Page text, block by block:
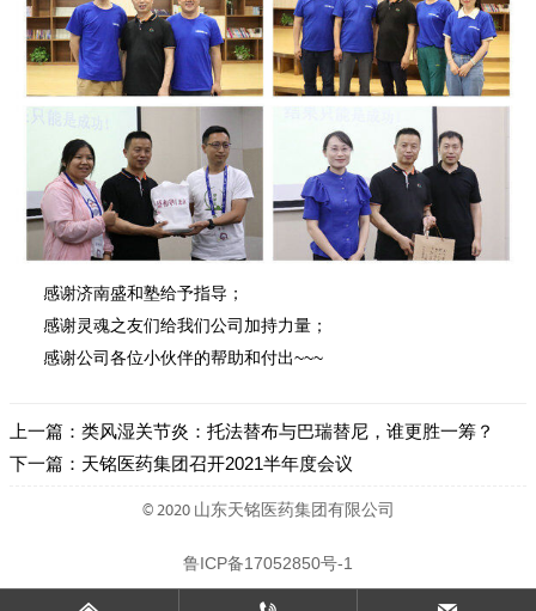
感谢济南盛和塾给予指导；
感谢灵魂之友们给我们公司加持力量；
感谢公司各位小伙伴的帮助和付出~~~
上一篇： 类风湿关节炎：托法替布与巴瑞替尼，谁更胜一筹？
下一篇： 天铭医药集团召开2021半年度会议
© 2020 山东天铭医药集团有限公司
鲁ICP备17052850号-1